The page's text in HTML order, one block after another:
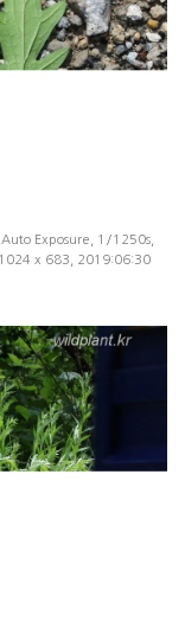
Exposure, 1/1250s,
x 683, 2019:06:30